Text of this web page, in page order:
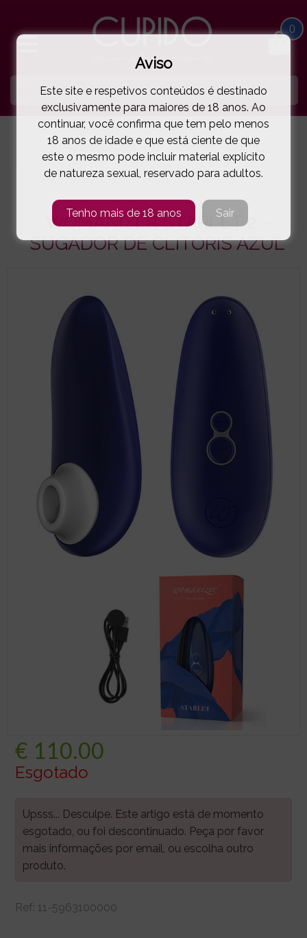
0
SUGADORES DE CLITORIS
WOMANIZER®
( 11-5963100000 )
WOMANIZER STARLET 2 -
SUGADOR DE CLITÓRIS AZUL
€ 110.00
Esgotado
Upsss... Desculpe. Este artigo está de momento
esgotado, ou foi descontinuado. Peça por favor
mais informações por email, ou escolha outro
produto.
Ref: 11-5963100000
Aviso
Este site e respetivos conteúdos é destinado
exclusivamente para maiores de 18 anos. Ao
continuar, você confirma que tem pelo menos
18 anos de idade e que está ciente de que
este o mesmo pode incluir material explícito
de natureza sexual, reservado para adultos.
Tenho mais de 18 anos Sair